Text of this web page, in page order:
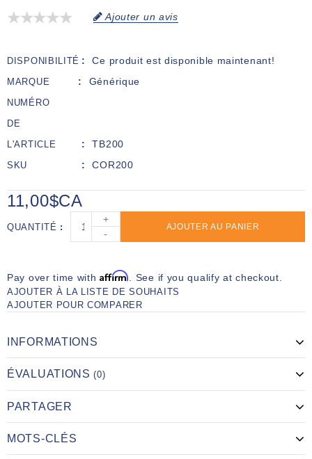
Ajouter un avis
DISPONIBILITÉ Ce produit est disponible maintenant!
MARQUE Générique
NUMÉRO
DE
L'ARTICLE
TB200
SKU COR200
11,00$CA
QUANTITÉ
+
-
AJOUTER AU PANIER
Pay over time withAffirm. See if you qualify at checkout.
AJOUTER À LA LISTE DE SOUHAITS
AJOUTER POUR COMPARER
INFORMATIONS
ÉVALUATIONS(0)
PARTAGER
MOTS-CLÉS